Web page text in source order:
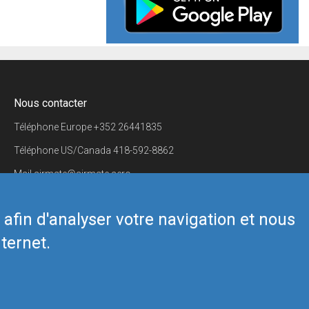
d'analyser votre navigation et nous
Nous contacter
Téléphone Europe+352 26441835
Téléphone US/Canada 418-592-8862
Mailairmate@airmate.aero